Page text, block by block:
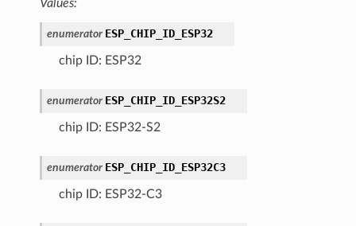
Values:
enumerator ESP_CHIP_ID_ESP32
chip ID: ESP32
enumerator ESP_CHIP_ID_ESP32S2
chip ID: ESP32-S2
enumerator ESP_CHIP_ID_ESP32C3
chip ID: ESP32-C3